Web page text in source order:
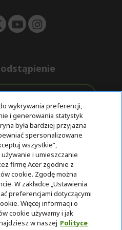
Wsparcie
przed i po
zakupie
Bezpieczne
płatności
sprzedawcą produktów i
wykrywania preferencji,
i generowania statystyk
była bardziej przyjazna
spersonalizowane
wszystkie”,
i umieszczanie
firmę Acer zgodnie z
cookie. Zgodę można
W zakładce „Ustawienia
preferencjami dotyczącymi
Więcej informacji o
cookie używamy i jak
w naszej Polityce